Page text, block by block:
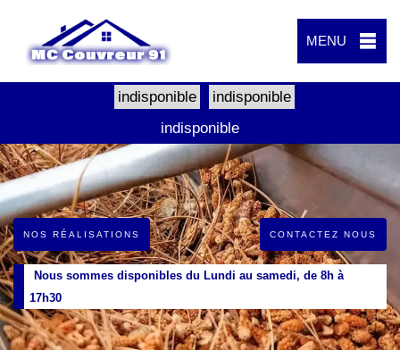
MENU
indisponible
indisponible
indisponible
NOS RÉALISATIONS CONTACTEZ NOUS
Nous sommes disponibles du Lundi au samedi, de 8h à
17h30